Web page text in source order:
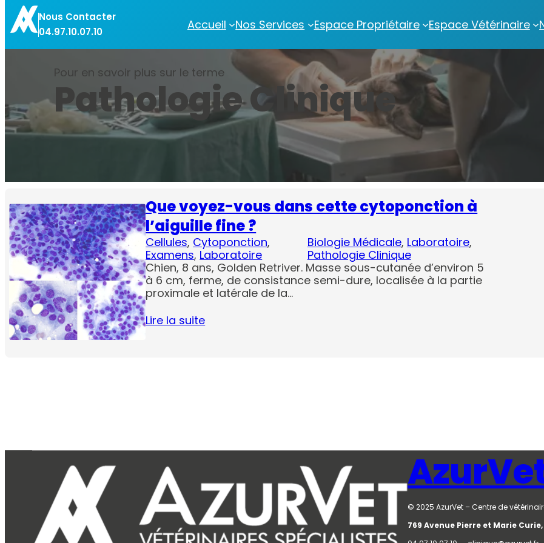
Aller
au
contenu
Nous Contacter
04.97.10.07.10
Accueil Nos Services Espace Propriétaire Espace Vétérinaire
Pour en savoir plus sur le terme
Pathologie Clinique
Que voyez-vous dans cette cytoponction à
l’aiguille fine ?
Cellules, Cytoponction,
Examens, Laboratoire
Biologie Médicale, Laboratoire,
Pathologie Clinique
Chien, 8 ans, Golden Retriver. Masse sous-cutanée d’environ 5
à 6 cm, ferme, de consistance semi-dure, localisée à la partie
proximale et latérale de la…
Lire la suite
© 2025 AzurVet – Centre de
769 Avenue Pierre et Marie